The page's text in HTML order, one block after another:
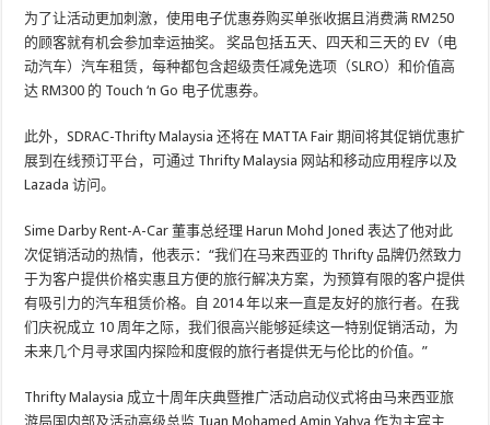
为了让活动更加刺激，使用电子优惠券购买单张收据且消费满 RM250
的顾客就有机会参加幸运抽奖。 奖品包括五天、四天和三天的 EV（电
动汽车）汽车租赁，每种都包含超级责任减免选项（SLRO）和价值高
达 RM300 的 Touch ‘n Go 电子优惠券。
此外，SDRAC-Thrifty Malaysia 还将在 MATTA Fair 期间将其促销优惠扩
展到在线预订平台，可通过 Thrifty Malaysia 网站和移动应用程序以及
Lazada 访问。
Sime Darby Rent-A-Car 董事总经理 Harun Mohd Joned 表达了他对此
次促销活动的热情，他表示：“我们在马来西亚的 Thrifty 品牌仍然致力
于为客户提供价格实惠且方便的旅行解决方案，为预算有限的客户提供
有吸引力的汽车租赁价格。自 2014 年以来一直是友好的旅行者。在我
们庆祝成立 10 周年之际，我们很高兴能够延续这一特别促销活动，为
未来几个月寻求国内探险和度假的旅行者提供无与伦比的价值。”
Thrifty Malaysia 成立十周年庆典暨推广活动启动仪式将由马来西亚旅
游局国内部及活动高级总监 Tuan Mohamed Amin Yahya 作为主宾主